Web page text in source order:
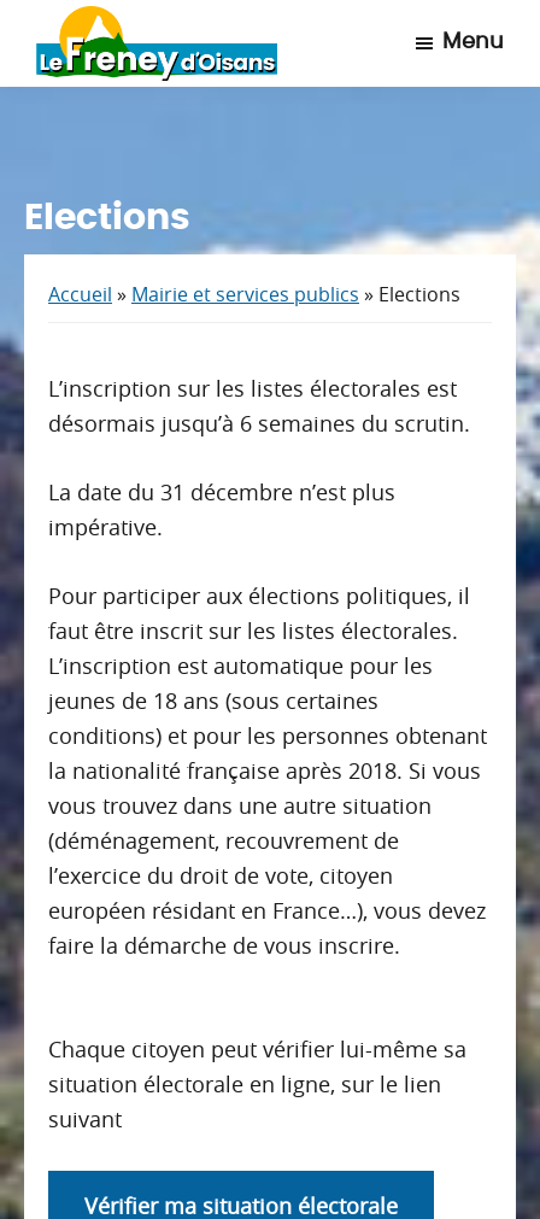
Passer
contenu
Passer
piedLe
la
Mairie
Freney
Menu
Elections
Accueil » Mairie et services publics » Elections
L’inscription sur les listes électorales est
désormais jusqu’à 6 semaines du scrutin.
La date du 31 décembre n’est plus
impérative.
Pour participer aux élections politiques, il
faut être inscrit sur les listes électorales.
L’inscription est automatique pour les
jeunes de 18 ans (sous certaines
conditions) et pour les personnes obtenant
la nationalité française après 2018. Si vous
vous trouvez dans une autre situation
(déménagement, recouvrement de
l’exercice du droit de vote, citoyen
européen résidant en France…), vous devez
faire la démarche de vous inscrire.
Chaque citoyen peut vérifier lui-même sa
situation électorale en ligne, sur le lien
suivant
Vérifier ma situation électorale